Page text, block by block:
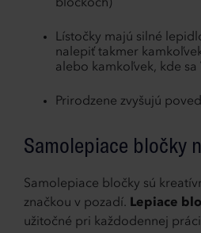
bločkoch)
Lístočky majú silné
nalepiť takmer
alebo kamkoľvek, kde sa
Prirodzene zvyšujú
Samolepiace bločky
Samolepiace bločky sú
značkou v pozadí. Lepiace
užitočné pri každodennej